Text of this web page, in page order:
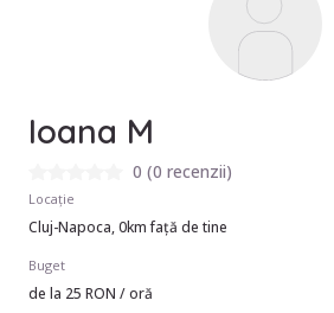
Ioana M
0 (0 recenzii)
Locație
Cluj-Napoca, 0km față de tine
Buget
de la 25 RON / oră